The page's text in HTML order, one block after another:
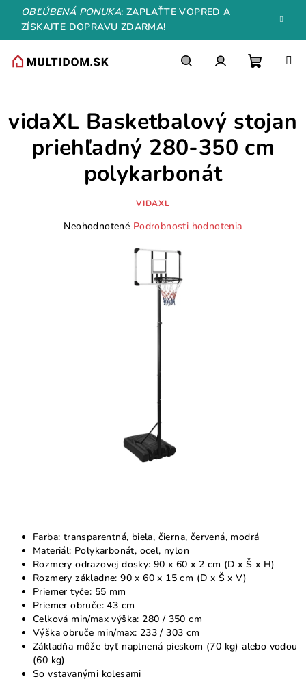
Prejsť
obsah
OBĽÚBENÁ PONUKA: ZAPLAŤTE VOPRED A
ZÍSKAJTE DOPRAVU ZDARMA!
košík
Farba: transparentná, biela, čierna, červená, modrá
Materiál: Polykarbonát, oceľ, nylon
Rozmery odrazovej dosky: 90 x 60 x 2 cm (D x Š x H)
Rozmery základne: 90 x 60 x 15 cm (D x Š x V)
Priemer tyče: 55 mm
Priemer obruče: 43 cm
Celková min/max výška: 280 / 350 cm
Výška obruče min/max: 233 / 303 cm
Základňa môže byť naplnená pieskom (70 kg) alebo vodou
(60 kg)
So vstavanými kolesami
vidaXL Basketbalový stojan
priehľadný 280-350 cm
polykarbonát
VIDAXL
Priemerné
Neohodnotené Podrobnosti hodnotenia